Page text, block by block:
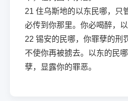
21 住乌斯地的以东民哪，只
必传到你那里。你必喝醉，以
22 锡安的民哪，你罪孽的刑
不使你再被掳去。以东的民
孽，显露你的罪恶。